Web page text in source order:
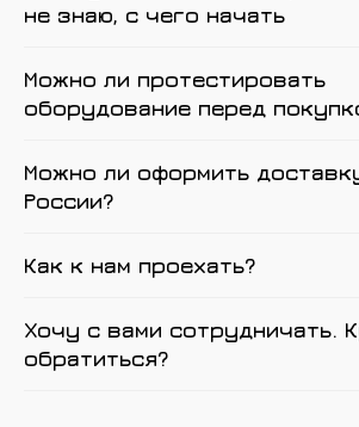
не знаю, с чего начать
Можно ли протестировать
оборудование перед
Можно ли оформить
России?
Как к нам проехать?
Хочу с вами сотрудничать.
обратиться?